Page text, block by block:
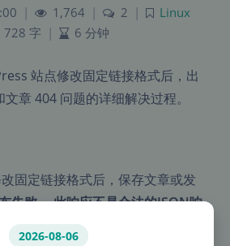
| 1,764 | 2 |
Linux
728 字
| 6 分钟
站点修改固定链接格式后，出
章 404 问题的详细解决过程。
固定链接格式后，保存文章或发
失败。 此响应不是合法的JSON响
2026-08-06